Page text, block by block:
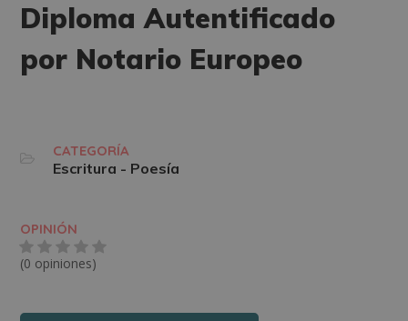
Diploma Autentificado
por Notario Europeo
CATEGORÍA
Escritura - Poesía
OPINIÓN
(0 opiniones)